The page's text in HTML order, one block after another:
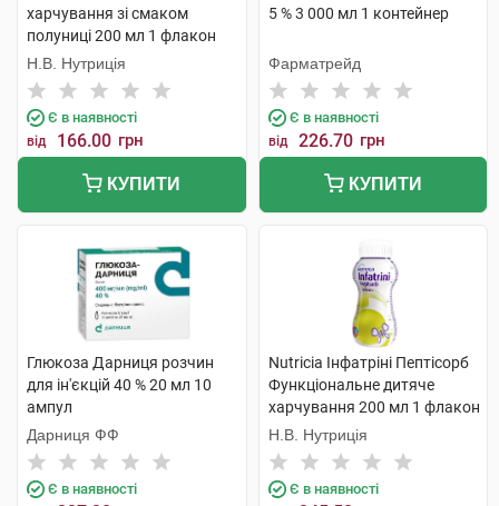
харчування зі смаком
полуниці 200 мл 1 флакон
Н.В. Нутриція
Є в наявності
від 166.00 грн
КУПИТИ
5 % 3 000 мл 1 контейнер
Фарматрейд
Є в наявності
від 226.70 грн
КУПИТИ
Глюкоза Дарниця розчин
для ін'єкцій 40 % 20 мл 10
ампул
Дарниця ФФ
Є в наявності
Nutricia Інфатріні Пептісорб
Функціональне дитяче
харчування 200 мл 1 флакон
Н.В. Нутриція
Є в наявності